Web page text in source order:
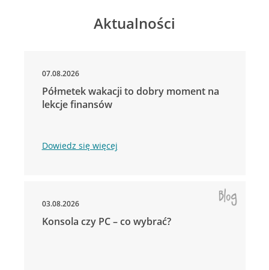
Aktualności
07.08.2026
Półmetek wakacji to dobry moment na
lekcje finansów
Dowiedz się więcej
03.08.2026
Konsola czy PC – co wybrać?